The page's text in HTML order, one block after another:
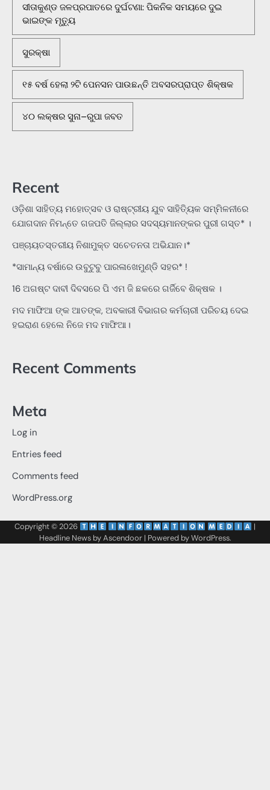
ସୀତାକୁଣ୍ଡ ଜଳପ୍ରପାତରେ ଦୁର୍ଘଟଣା: ପିକନିକ ସମୟରେ ଦୁଇ
ଭାଇଙ୍କ ମୃତ୍ୟୁ
ସୁରକ୍ଷା
୧୫ ବର୍ଷ ହେଲା ୨ଟି ପେନସନ ପାଉଛନ୍ତି ଅବସରପ୍ରାପ୍ତ ଶିକ୍ଷକ
୪୦ ଲକ୍ଷର ସୁନା–ରୁପା ଜବତ
Recent
ଓଡ଼ିଶା ସାହିତ୍ୟ ମହୋତ୍ସବ ଓ ରାଷ୍ଟ୍ରୀୟ ଯୁବ ସାହିତ୍ୟିକ ସମ୍ମିଳନୀରେ
ଯୋଗଦାନ ନିମନ୍ତେ ଗଜପତି ଜିଲ୍ଲାର ସଦସ୍ୟମାନଙ୍କର ପୁରୀ ଗସ୍ତ* ।
ପଞ୍ଚାୟତସ୍ତରୀୟ ନିଶାମୁକ୍ତ ସଚେତନତା ଅଭିଯାନ।*
*ସାମାନ୍ୟ ବର୍ଷାରେ ଉବୁଟୁବୁ ପାରଳାଖେମୁଣ୍ଡି ସହର* !
16 ଅଗଷ୍ଟ ଦାବୀ ଦିବସରେ ପି ଏମ ଜି ଛକରେ ଗର୍ଜିବେ ଶିକ୍ଷକ ।
ମଦ ମାଫିଆ ଙ୍କ ଆତଙ୍କ, ଅବକାରୀ ବିଭାଗର କର୍ମଚାରୀ ପରିଚୟ ଦେଇ
ହଇରାଣ ହେଲେ ନିଜେ ମଦ ମାଫିଆ।
Recent Comments
Meta
Log in
Entries feed
Comments feed
WordPress.org
Copyright © 2026
|
Headline News byAscendoor| Powered byWordPress.